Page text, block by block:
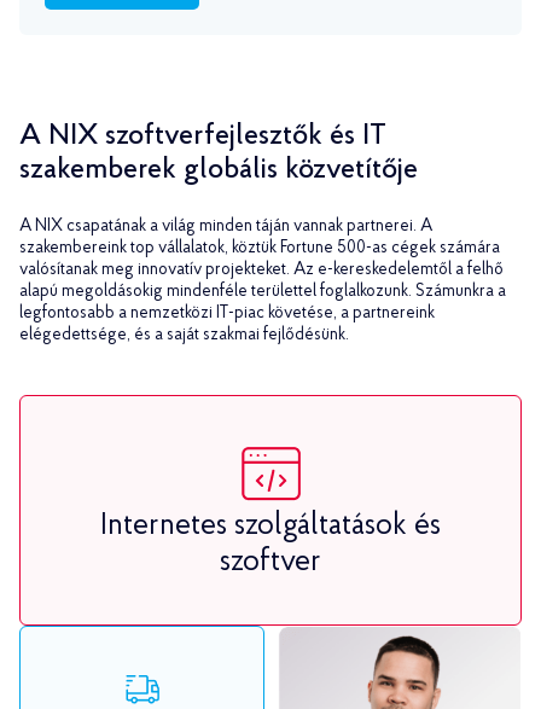
A NIX szoftverfejlesztők és IT
szakemberek globális közvetítője
A NIX csapatának a világ minden táján vannak partnerei. A
szakembereink top vállalatok, köztük Fortune 500-as cégek számára
valósítanak meg innovatív projekteket. Az e-kereskedelemtől a felhő
alapú megoldásokig mindenféle területtel foglalkozunk. Számunkra a
legfontosabb a nemzetközi IT-piac követése, a partnereink
elégedettsége, és a saját szakmai fejlődésünk.
Internetes szolgáltatások és
szoftver